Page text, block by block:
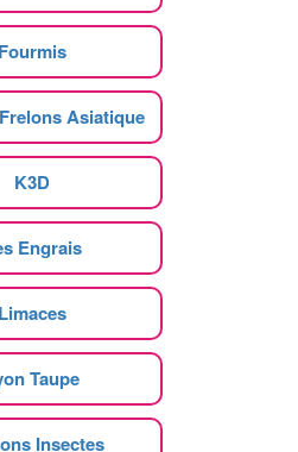
Fourmis
Asiatique
K3D
Engrais
Limaces
Taupe
Insectes